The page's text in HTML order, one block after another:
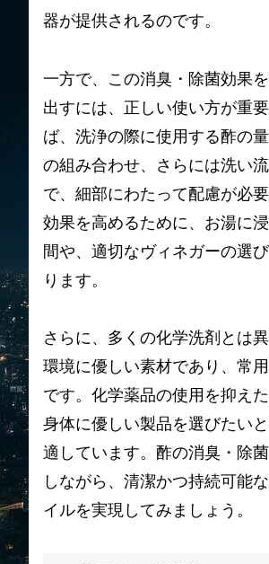
器が提供されるのです。
一方で、この消臭・除菌効果
出すには、正しい使い方が重
ば、洗浄の際に使用する酢の
の組み合わせ、さらには洗い
で、細部にわたって配慮が必
効果を高めるために、お湯に
間や、適切なヴィネガーの選
ります。
さらに、多くの化学洗剤とは
環境に優しい素材であり、常
です。化学薬品の使用を抑えた
身体に優しい製品を選びたい
適しています。酢の消臭・除
しながら、清潔かつ持続可能
イルを実現してみましょう。